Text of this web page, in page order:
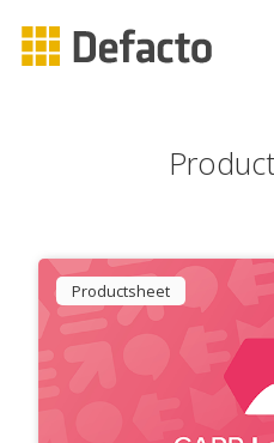
CAPP Learning
CAPP Adaptief
CAPP
CAPP
Productsheet